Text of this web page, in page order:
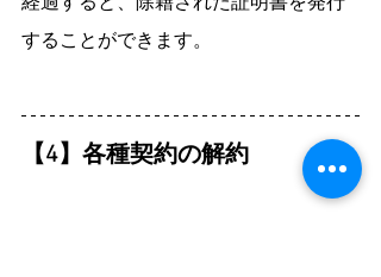
することができます。
【4】各種契約の解約